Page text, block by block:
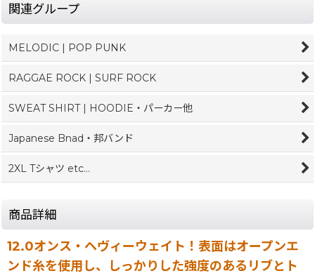
関連グループ
MELODIC | POP PUNK
RAGGAE ROCK | SURF ROCK
SWEAT SHIRT | HOODIE・パーカー他
Japanese Bnad・邦バンド
2XL Tシャツ etc...
商品詳細
12.0オンス・ヘヴィーウェイト！表面はオープンエ
ンド糸を使用し、しっかりした強度のあるリブとト